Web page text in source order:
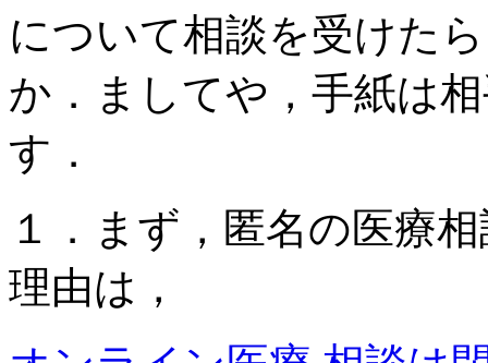
について相談を受けた
か．ましてや，手紙は
す．
１．まず，匿名の医療
理由は，